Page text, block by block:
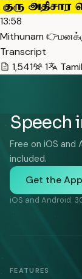
13:58
Mithunam
Transcript
1,541
1 Tamil
Speech
Free on iOS
included.
Get the
iOS and Android.
FEATURES